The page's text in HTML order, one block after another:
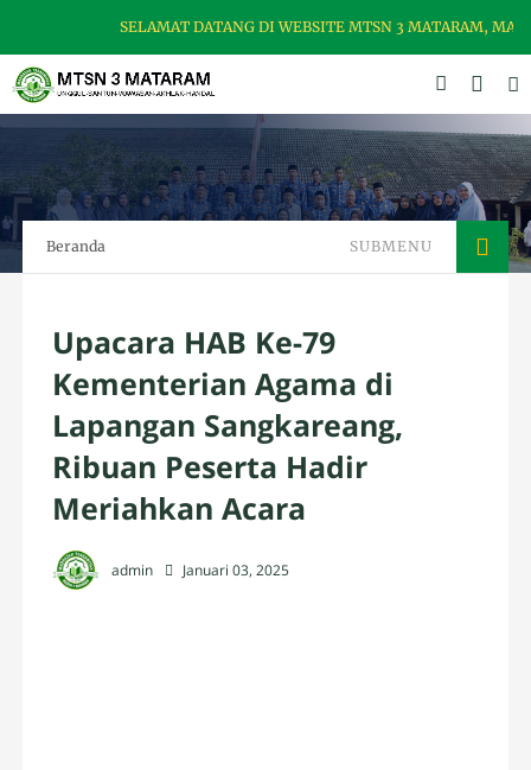
SELAMAT DATANG DI WEBSITE MTSN 3 MATARAM,
Beranda SUBMENU
Upacara HAB Ke-79
Kementerian Agama di
Lapangan Sangkareang,
Ribuan Peserta Hadir
Meriahkan Acara
admin Januari 03, 2025